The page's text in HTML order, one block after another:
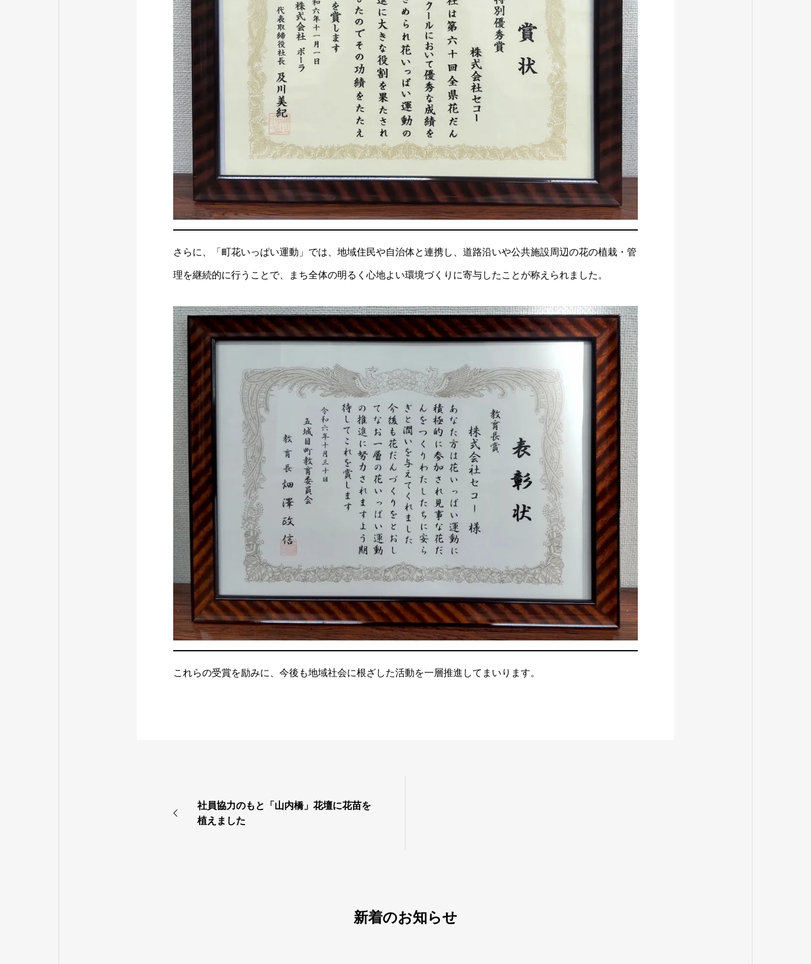
さらに、「町花いっぱい運動」では、地域住民や自治体と連携し、道路沿いや公共施設周辺の花の植栽・管
理を継続的に行うことで、まち全体の明るく心地よい環境づくりに寄与したことが称えられました。
これらの受賞を励みに、今後も地域社会に根ざした活動を一層推進してまいります。
社員協力のもと「山内橋」花壇に花苗を
植えました
新着のお知らせ